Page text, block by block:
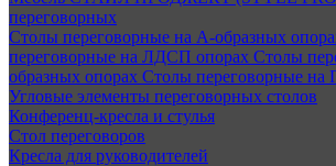
переговорных
Столы переговорные на А-образных
переговорные на ЛДСП опорах Столы
образных опорах Столы переговорные на
Угловые элементы переговорных столов
Конференц-кресла и стулья
Стол переговоров
Кресла для руководителей